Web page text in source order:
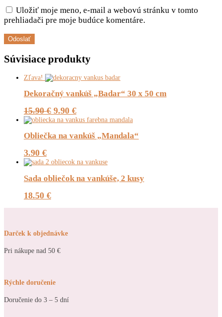
Uložiť moje meno, e-mail a webovú stránku v tomto
prehliadači pre moje budúce komentáre.
Súvisiace produkty
Zľava!
Dekoračný vankúš „Badar“ 30 x 50 cm
15.90€ Pôvodná
cena
15.90 €.
9.90 €Aktuálna
cena
je:
9.90 €.
Obliečka na vankúš „Mandala“
3.90 €
Sada obliečok na vankúše, 2 kusy
18.50 €
Darček k objednávke
Pri nákupe nad 50 €
Rýchle doručenie
Doručenie do 3 – 5 dní